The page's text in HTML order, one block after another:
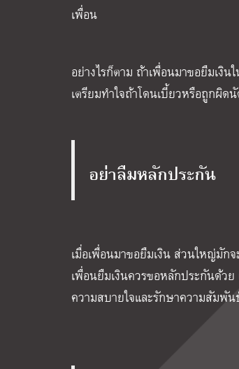
เพื่อน
อย่างไรก็ตาม ถ้าเพื่อนมาขอยืมเงิ
เตรียมทำใจถ้าโดนเบี้ยวหรือถูกผิด
อย่าลืมหลักประกัน
เมื่อเพื่อนมาขอยืมเงิน ส่วนใหญ่มัก
เพื่อนยืมเงินควรขอหลักประกันด้วย
ความสบายใจและรักษาความสัมพัน